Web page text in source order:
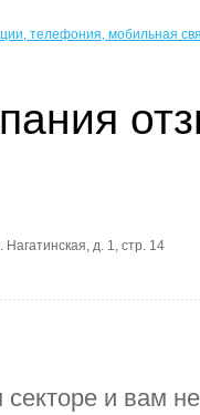
телефония, мобильная
Нагатинская, д. 1, стр. 14
и вам